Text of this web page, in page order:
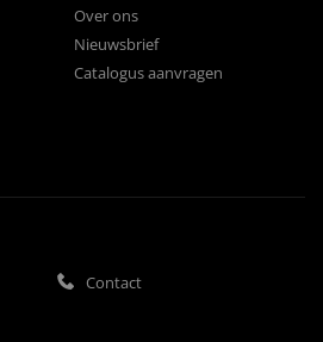
Over ons
Nieuwsbrief
Catalogus aanvragen
Contact